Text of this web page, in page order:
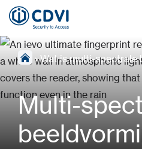
›Wat is multi-spectrale
Multi-